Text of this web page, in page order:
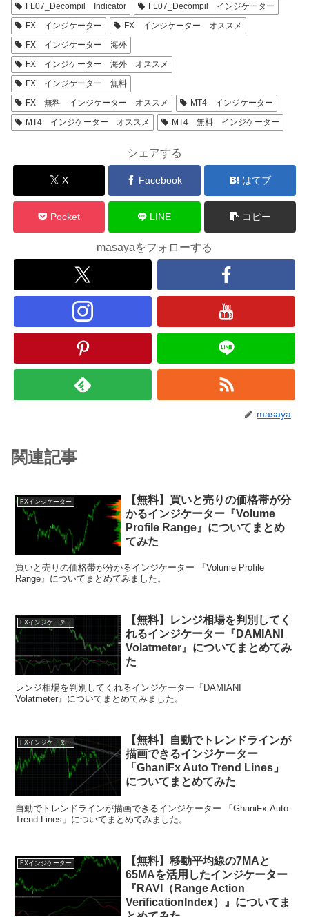
FL07_Decompil Indicator
FL07_Decompil インジケーター
FX インジケーター
FX インジケーター オススメ
FX インジケーター 海外
FX インジケーター 海外 オススメ
FX インジケーター 無料
FX 無料 インジケーター オススメ
MT4 インジケーター
MT4 インジケーター オススメ
MT4 無料 インジケーター
シェアする
X Facebook はてブ
Pocket LINE コピー
masayaをフォローする
masaya
関連記事
FXインジケーター
【無料】買いと売りの価格帯が分
かるインジケーター『Volume
Profile Range』についてまとめ
てみた
買いと売りの価格帯が分かるインジケーター 『Volume Profile
Range』についてまとめてみました。
FXインジケーター
【無料】レンジ相場を判別してく
れるインジケーター『DAMIANI
Volatmeter』についてまとめてみ
た
レンジ相場を判別してくれるインジケーター『DAMIANI
Volatmeter』についてまとめてみました。
FXインジケーター
【無料】自動でトレンドラインが
描画できるインジケーター
「GhaniFx Auto Trend Lines」
についてまとめてみた
自動でトレンドラインが描画できるインジケーター 「GhaniFx Auto
Trend Lines」についてまとめてみました。
FXインジケーター
【無料】移動平均線の7MAと
65MAを活用したインジケーター
『RAVI（Range Action
VerificationIndex）』についてま